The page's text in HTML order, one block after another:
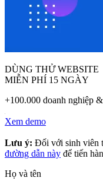
DÙNG THỬ WEBSITE
MIỄN PHÍ 15 NGÀY
+100.000 doanh nghiệp
Xem demo
Lưu ý: Đối với sinh viên
đường dẫn này để tiến
Họ và tên